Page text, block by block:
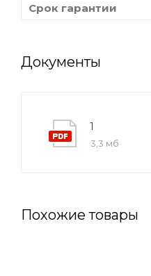
Срок гарантии
Документы
1
3,3 мб
Похожие товары